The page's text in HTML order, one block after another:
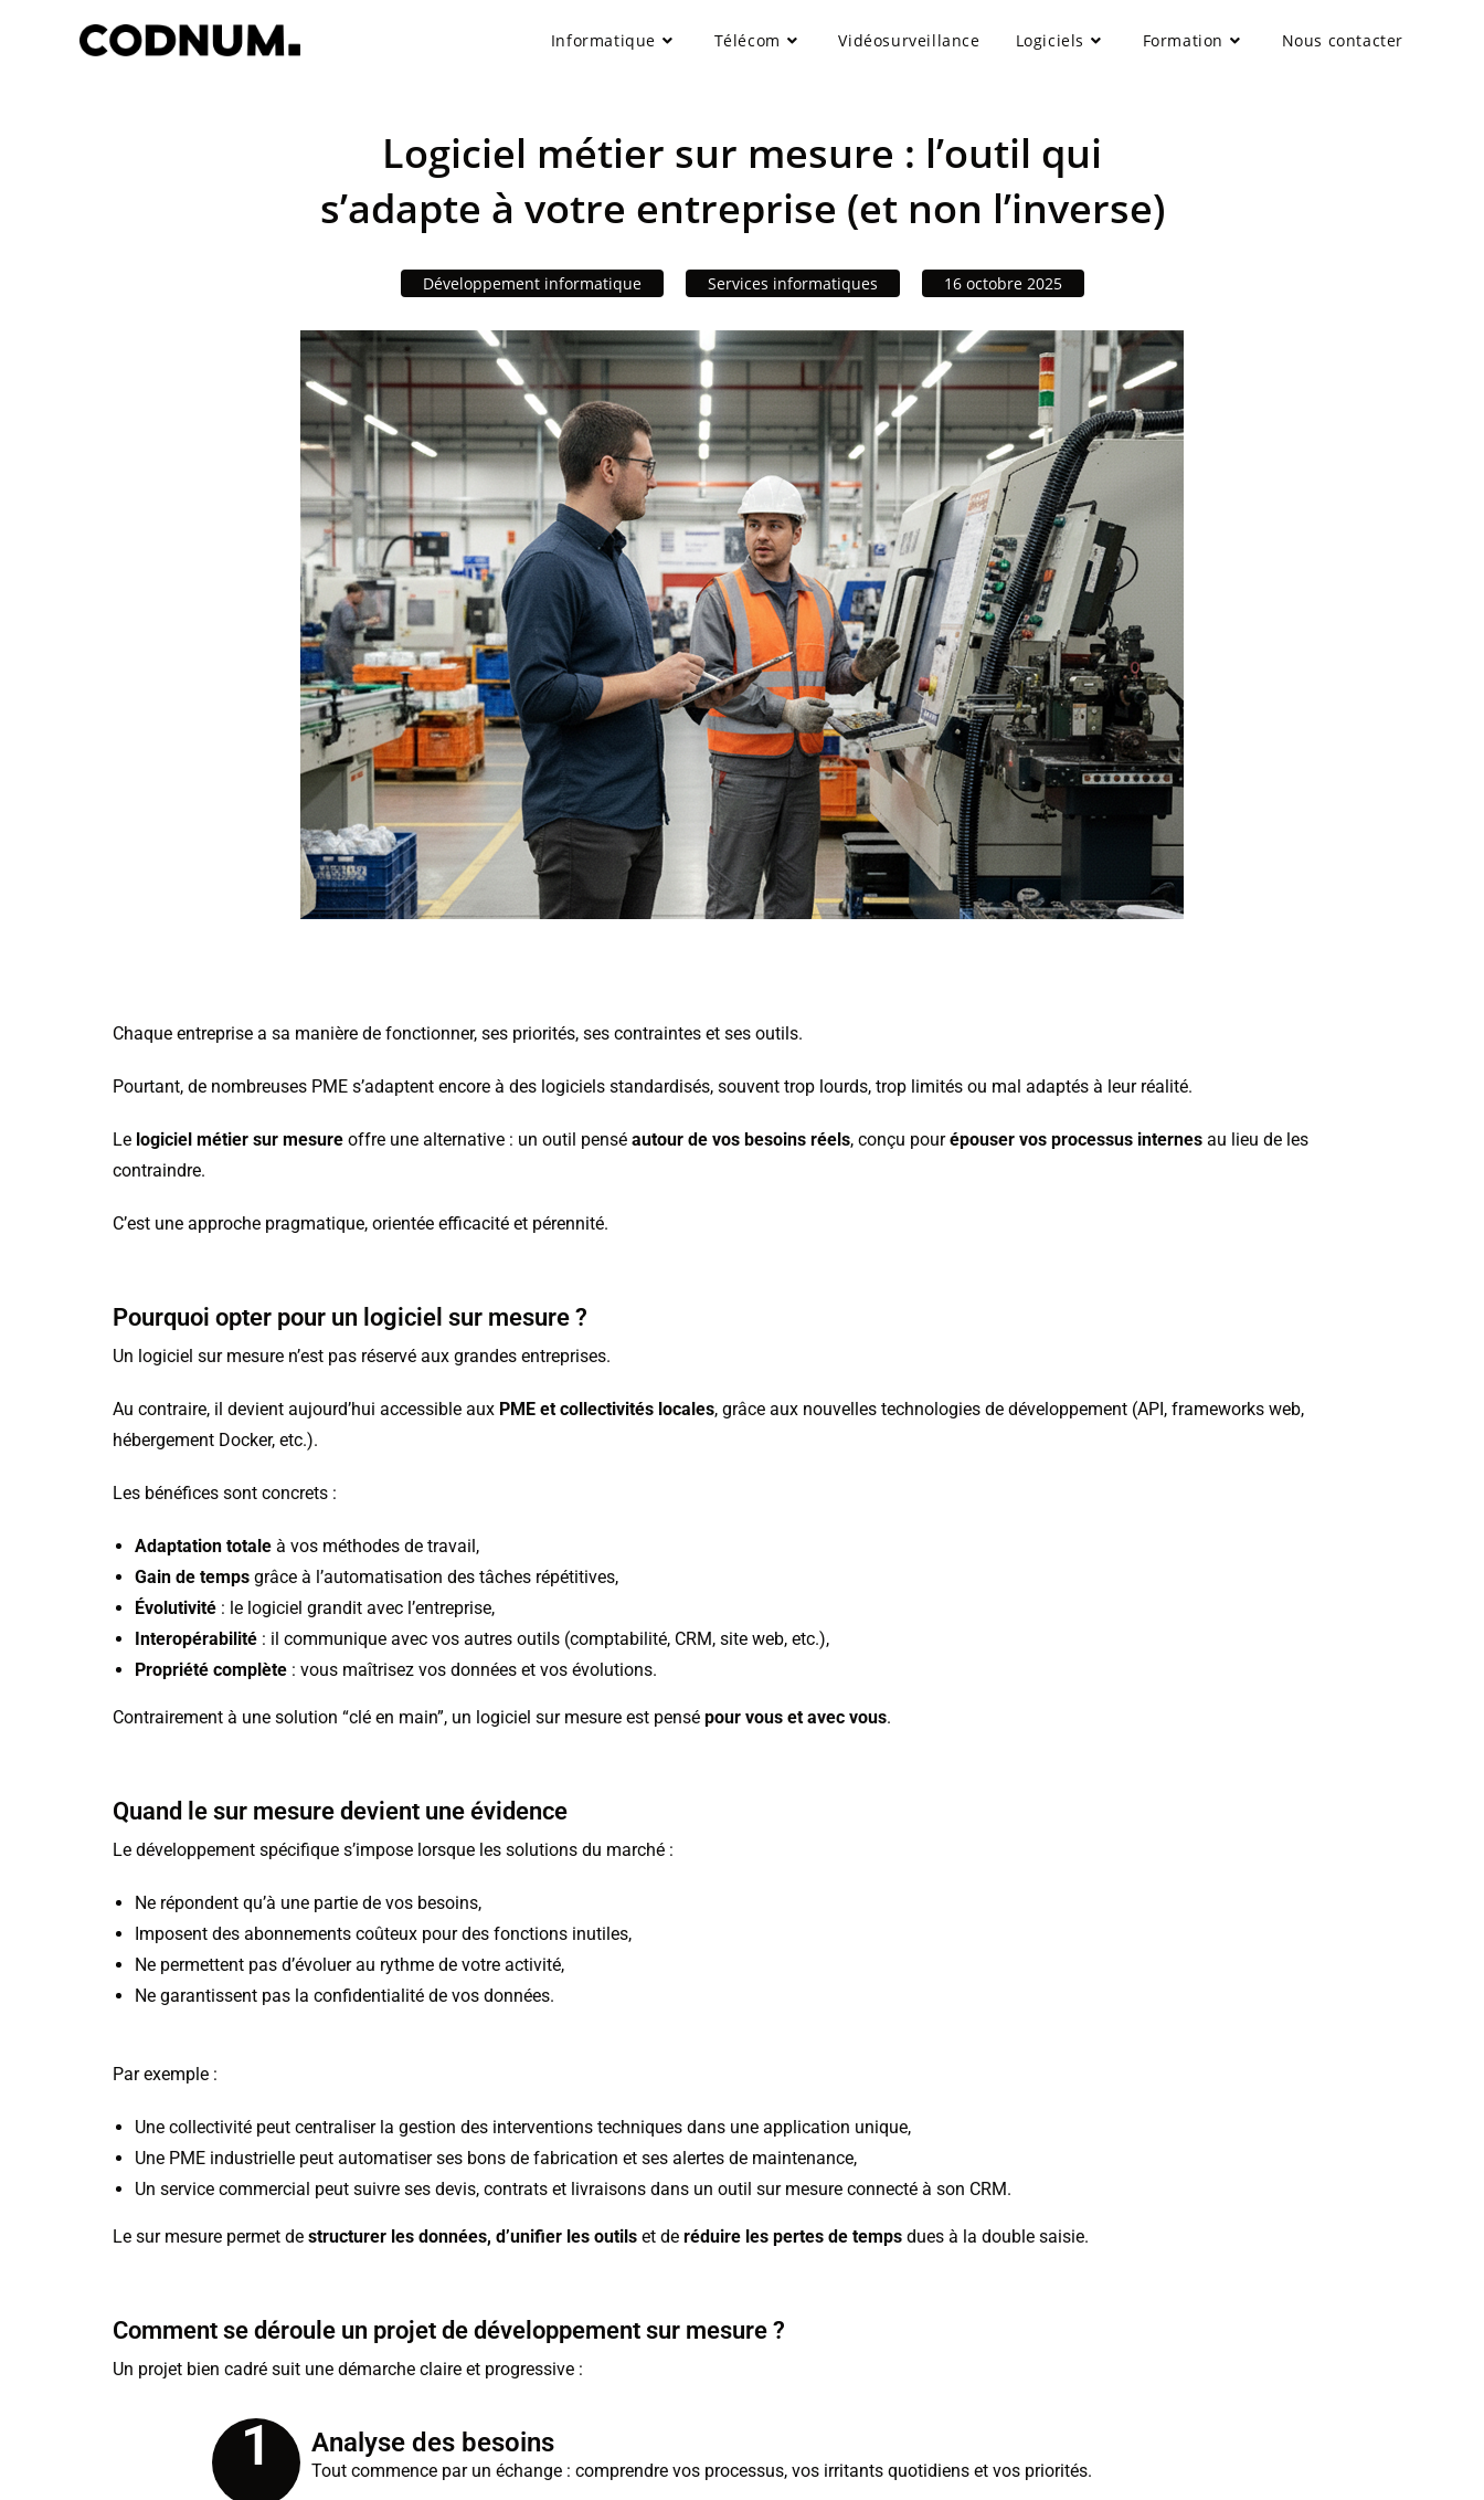
Informatique Télécom Vidéosurveillance Logiciels Formation Nous contacter
Logiciel métier sur mesure : l’outil qui
s’adapte à votre entreprise (et non l’inverse)
Développement informatique Services informatiques 16 octobre 2025
Chaque entreprise a sa manière de fonctionner, ses priorités, ses contraintes et ses outils.
Pourtant, de nombreuses PME s’adaptent encore à des logiciels standardisés, souvent trop lourds, trop limités ou mal adaptés à leur réalité.
Le logiciel métier sur mesure offre une alternative : un outil pensé autour de vos besoins réels, conçu pourépouser vos processus internes au lieu de les
contraindre.
C’est une approche pragmatique, orientée efficacité et pérennité.
Pourquoi opter pour un logiciel sur mesure ?
Un logiciel sur mesure n’est pas réservé aux grandes entreprises.
Au contraire, il devient aujourd’hui accessible aux PME et collectivités locales, grâce aux nouvelles technologies de développement (API, frameworks web,
hébergement Docker, etc.).
Les bénéfices sont concrets :
Adaptation totale à vos méthodes de travail,
Gain de temps grâce à l’automatisation des tâches répétitives,
Évolutivité : le logiciel grandit avec l’entreprise,
Interopérabilité : il communique avec vos autres outils (comptabilité, CRM, site web, etc.),
Propriété complète : vous maîtrisez vos données et vos évolutions.
Contrairement à une solution “clé en main”, un logiciel sur mesure est pensé pour vous et avec vous.
Quand le sur mesure devient une évidence
Le développement spécifique s’impose lorsque les solutions du marché :
Ne répondent qu’à une partie de vos besoins,
Imposent des abonnements coûteux pour des fonctions inutiles,
Ne permettent pas d’évoluer au rythme de votre activité,
Ne garantissent pas la confidentialité de vos données.
Par exemple :
Une collectivité peut centraliser la gestion des interventions techniques dans une application unique,
Une PME industrielle peut automatiser ses bons de fabrication et ses alertes de maintenance,
Un service commercial peut suivre ses devis, contrats et livraisons dans un outil sur mesure connecté à son CRM.
Le sur mesure permet de structurer les données, d’unifier les outils et de réduire les pertes de temps dues à la double saisie.
Comment se déroule un projet de développement sur mesure ?
Un projet bien cadré suit une démarche claire et progressive :
1 Analyse des besoins
Tout commence par un échange : comprendre vos processus, vos irritants quotidiens et vos priorités.